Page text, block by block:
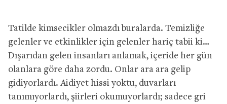
Tatilde kimsecikler olmazdı buralarda. Temizliğe
gelenler ve etkinlikler için gelenler hariç tabii ki…
Dışarıdan gelen insanları anlamak, içeride her gün
olanlara göre daha zordu. Onlar ara ara gelip
gidiyorlardı. Aidiyet hissi yoktu, duvarları
tanımıyorlardı, şiirleri okumuyorlardı; sadece gri